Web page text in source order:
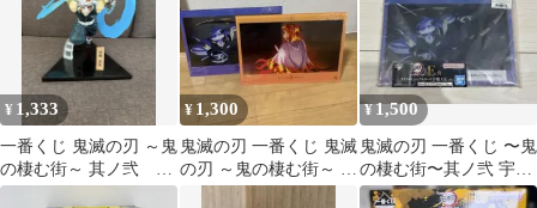
¥ 1,333
一番くじ 鬼滅の刃 ～鬼
の棲む街～ 其ノ弐 A
賞 宇髄天元 フィギュ
¥ 1,300
鬼滅の刃 一番くじ 鬼滅
の刃 ～鬼の棲む街～ 其
¥1,500
鬼滅の刃 一番くじ 〜鬼
の棲む街〜其ノ弐 宇髄
天元 嘴平伊之助 堕姫